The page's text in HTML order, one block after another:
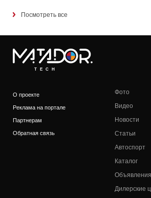
Посмотреть все
TECH
О проекте
Реклама на портале
Партнерам
Обратная связь
Фото
Видео
Новости
Статьи
Автоспорт
Каталог
Объявления
Дилерские